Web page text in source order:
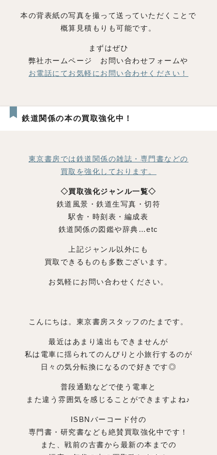
本の背表紙の写真を撮って送っていただくことで
概算見積もりも可能です。
まずはぜひ
弊社ホームページ お問い合わせフォームや
お電話にてお気軽にお問い合わせください！
鉄道関係の本の買取強化中！
東京書房では鉄道関係の雑誌・専門書などの
買取を強化しております。
◇買取強化ジャンル一覧◇
鉄道風景・鉄道生写真・切符
駅舎・時刻表・編成表
鉄道関係の図鑑や辞典…etc
上記ジャンル以外にも
買取できるものも多数ございます。
お気軽にお問い合わせください。
こんにちは。東京書房スタッフのたまです。
最近はあまり遠出もできませんが
私は電車に揺られてのんびりと小旅行するのが
日々の気分転換になるので好きです◎
普段通勤などで使う電車と
また違う雰囲気を感じることができますよね♪
ISBNバーコード付の
専門書・研究書なども絶賛買取強化中です！
また、戦前の古書から最新の本までの